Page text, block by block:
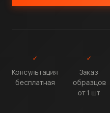
✓
Консультация
бесплатная
✓
Заказ
образцов
от 1 шт